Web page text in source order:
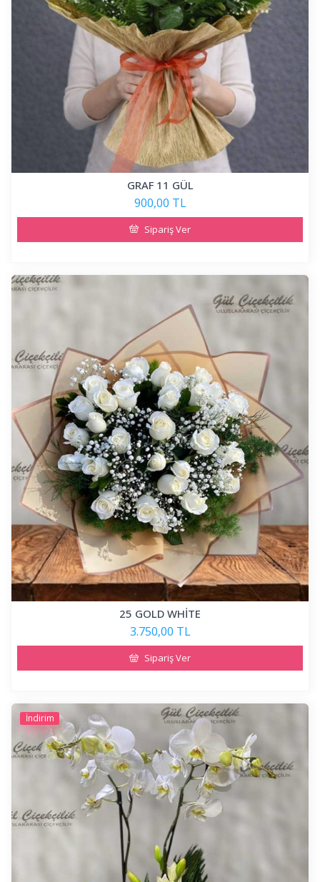
GRAF 11 GÜL
900,00 TL
Sipariş Ver
25 GOLD WHİTE
3.750,00 TL
Sipariş Ver
İndirim